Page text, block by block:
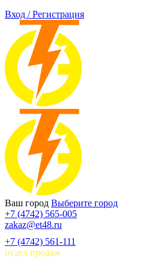
Вход / Регистрация
Ваш город Выберите город
+7 (4742) 565-005
zakaz@et48.ru
+7 (4742) 561-111
отдел продаж